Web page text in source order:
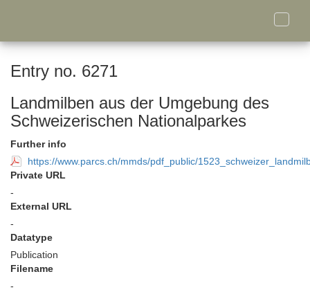
Toggle
Entry no. 6271
Landmilben aus der Umgebung des
Schweizerischen Nationalparkes
Further info
https://www.parcs.ch/mmds/pdf_public/
Private URL
-
External URL
-
Datatype
Publication
Filename
-